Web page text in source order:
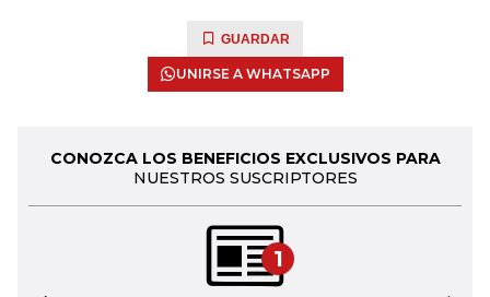
GUARDAR
UNIRSE A WHATSAPP
CONOZCA LOS BENEFICIOS EXCLUSIVOS PARA
NUESTROS SUSCRIPTORES
1